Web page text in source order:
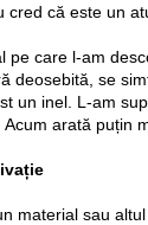
cred că este un
pe care l-am
deosebită, se
un inel. L-am
arată puțin
material sau